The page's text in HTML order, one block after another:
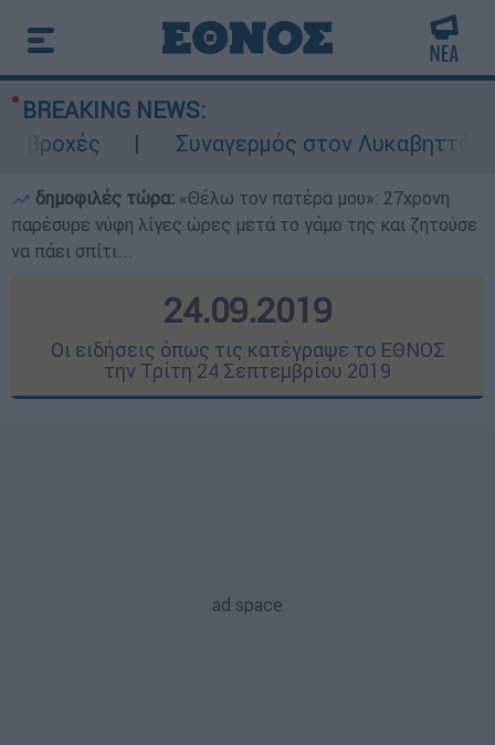
BREAKING NEWS:
Συναγερμός στον Λυκαβηττό: Σορός σε
δημοφιλές τώρα: «Θέλω τον πατέρα μου»: 27χρονη
παρέσυρε νύφη λίγες ώρες μετά το γάμο της και ζητούσε
να πάει σπίτι...
24.09.2019
Οι ειδήσεις όπως τις κατέγραψε το ΕΘΝΟΣ
την Τρίτη 24 Σεπτεμβρίου 2019